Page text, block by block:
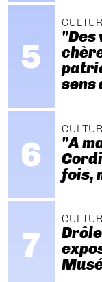
"Des
sens
"A
fois,